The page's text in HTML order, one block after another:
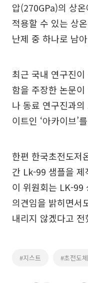
압(270GPa)의 상
적용할 수 있는 상
난제 중 하나로 남
최근 국내 연구진
함을 주장한 논문
나 동료 연구진과
이트인 ‘아카이브’
한편 한국초전도저
간 Lk-99 샘플을 제
이 위원회는 LK-99
의견임을 밝히면서
내리지 않겠다고 전
#지스트 #초전도체